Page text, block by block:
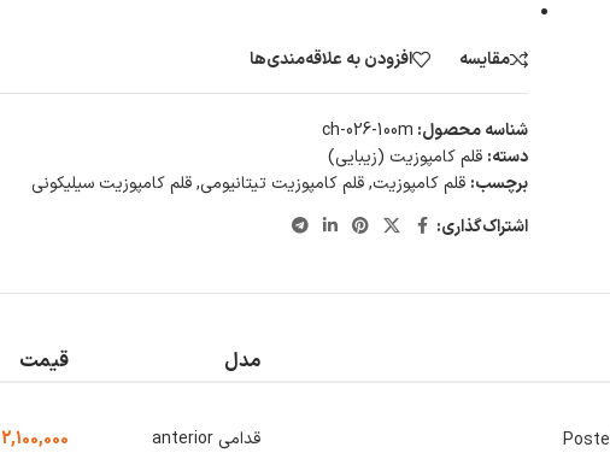
مقایسه افزودن به علاقه‌مندی‌ها
شناسه محصول: ch-026-100m
دسته: قلم کامپوزیت (زیبایی)
برچسب: قلم کامپوزیت,قلم کامپوزیت تیتانیومی,قلم کامپوزیت سیلیکونی
اشتراک‌گذاری:
مدل قیمت
قدامی anterior 2,100,000